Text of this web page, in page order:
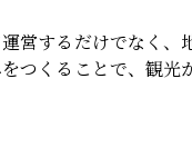
営するだけでなく、
つくることで、観光